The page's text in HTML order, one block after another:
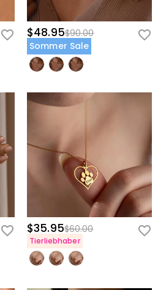
$48.95$90.00
Sommer Sale
$35.95$60.00
Tierliebhaber